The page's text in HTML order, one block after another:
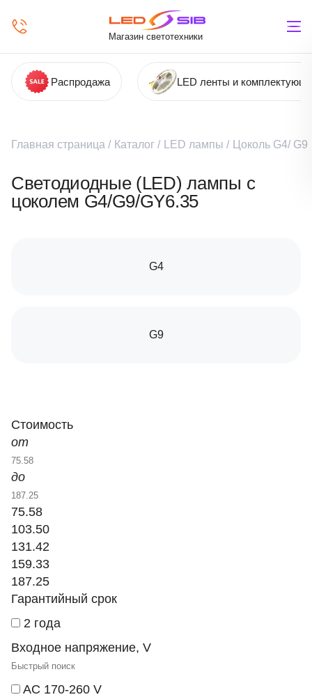
Магазин светотехники
Распродажа LED ленты и
Главная страница / Каталог / LED лампы / Цоколь G4/ G9
Светодиодные (LED) лампы с
цоколем G4/G9/GY6.35
G4
G9
Стоимость
от
до
75.58
103.50
131.42
159.33
187.25
Гарантийный срок
2 года
Входное напряжение, V
AC 170-260 V